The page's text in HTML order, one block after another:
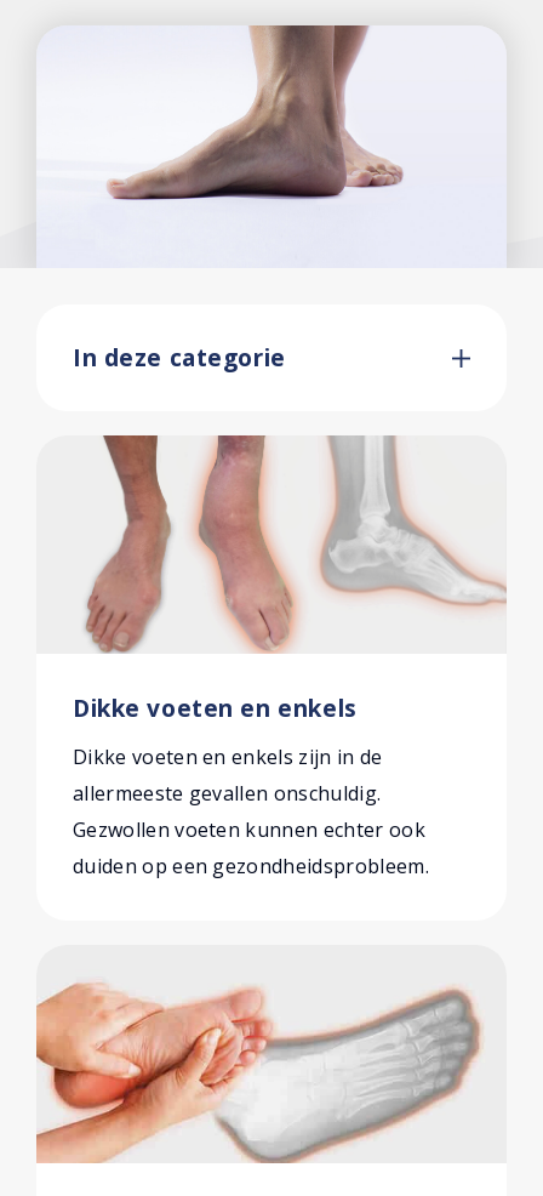
In deze categorie
Dikke voeten en enkels
Dikke voeten en enkels zijn in de
allermeeste gevallen onschuldig.
Gezwollen voeten kunnen echter ook
duiden op een gezondheidsprobleem.